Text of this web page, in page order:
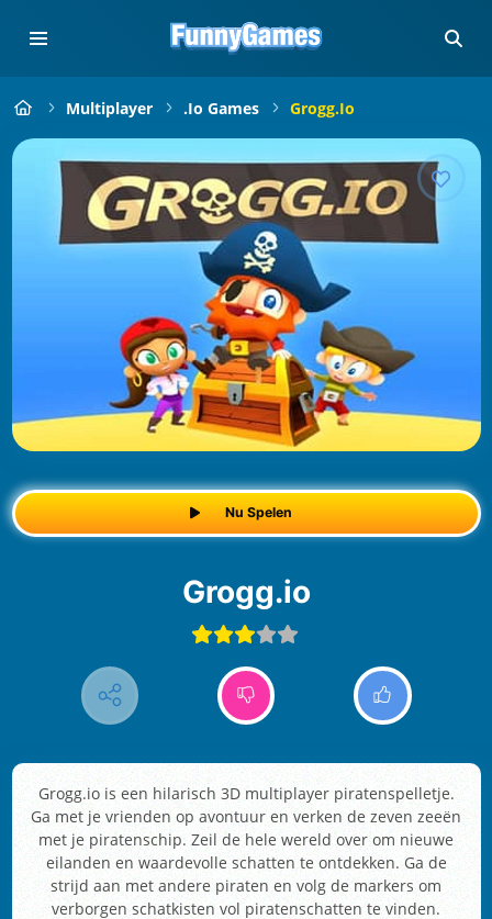
Multiplayer .io Games Grogg.io
Nu Spelen
Grogg.io
Grogg.io is een hilarisch 3D multiplayer piratenspelletje.
Ga met je vrienden op avontuur en verken de zeven zeeën
met je piratenschip. Zeil de hele wereld over om nieuwe
eilanden en waardevolle schatten te ontdekken. Ga de
strijd aan met andere piraten en volg de markers om
verborgen schatkisten vol piratenschatten te vinden.